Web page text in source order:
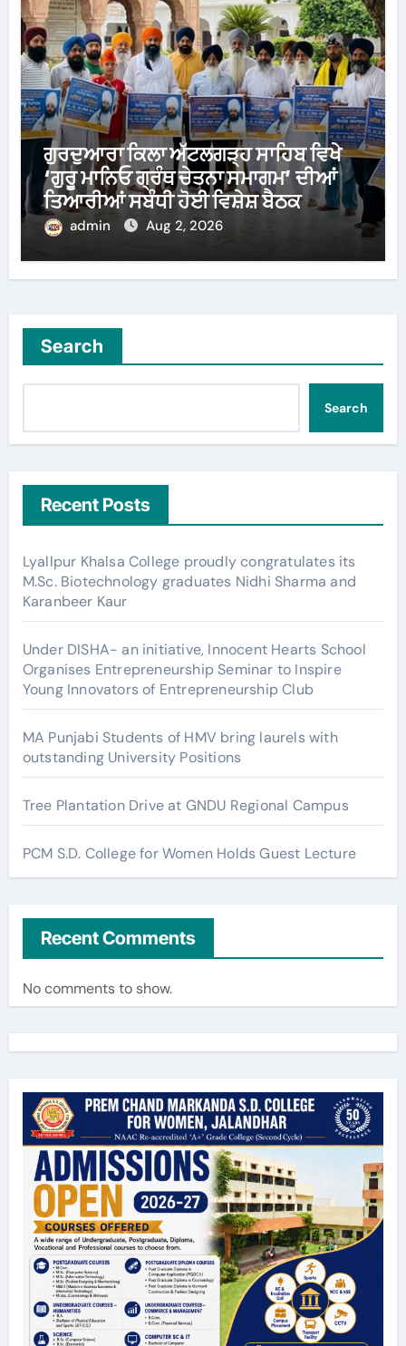
ਗੁਰਦੁਆਰਾ ਕਿਲਾ ਅੱਟਲਗੜ੍ਹ ਸਾਹਿਬ ਵਿਖੇ
‘ਗੁਰੂ ਮਾਨਿਓ ਗ੍ਰੰਥ ਚੇਤਨਾ ਸਮਾਗਮ’ ਦੀਆਂ
ਤਿਆਰੀਆਂ ਸਬੰਧੀ ਹੋਈ ਵਿਸ਼ੇਸ਼ ਬੈਠਕ
admin Aug 2, 2026
Search
Search
Recent Posts
Lyallpur Khalsa College proudly congratulates its
M.Sc. Biotechnology graduates Nidhi Sharma and
Karanbeer Kaur
Under DISHA- an initiative, Innocent Hearts School
Organises Entrepreneurship Seminar to Inspire
Young Innovators of Entrepreneurship Club
MA Punjabi Students of HMV bring laurels with
outstanding University Positions
Tree Plantation Drive at GNDU Regional Campus
PCM S.D. College for Women Holds Guest Lecture
Recent Comments
No comments to show.